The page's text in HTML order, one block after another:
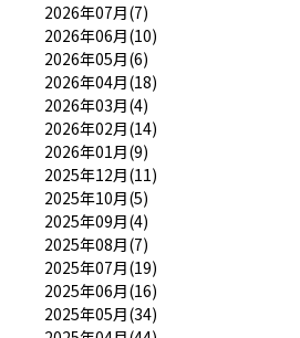
2026年07月(7)
2026年06月(10)
2026年05月(6)
2026年04月(18)
2026年03月(4)
2026年02月(14)
2026年01月(9)
2025年12月(11)
2025年10月(5)
2025年09月(4)
2025年08月(7)
2025年07月(19)
2025年06月(16)
2025年05月(34)